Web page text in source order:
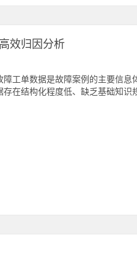
效归因分析
工单数据是故障案例的主要信
在结构化程度低、缺乏基础知